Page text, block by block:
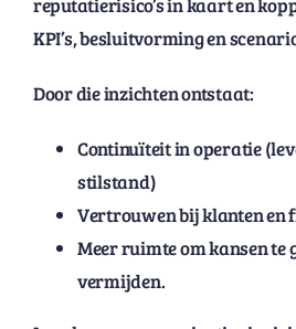
KPI’s, besluitvorming en
Door die inzichten ontstaat:
Continuïteit in operatie
stilstand)
Vertrouwen bij klanten en
Meer ruimte om kansen te
vermijden.